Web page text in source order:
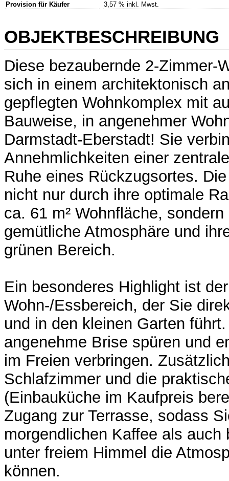
Provision für Käufer
3,57 % inkl. Mwst.
OBJEKTBESCHREIBUNG
Diese bezaubernde 2-Zimmer-
sich in einem architektonisch
gepflegten Wohnkomplex mit
Bauweise, in angenehmer
Darmstadt-Eberstadt! Sie
Annehmlichkeiten einer
Ruhe eines Rückzugsortes.
nicht nur durch ihre optimale
ca. 61 m² Wohnfläche,
gemütliche Atmosphäre und
grünen Bereich.
Ein besonderes Highlight ist
Wohn-/Essbereich, der Sie
und in den kleinen Garten
angenehme Brise spüren und
im Freien verbringen.
Schlafzimmer und die
(Einbauküche im Kaufpreis
Zugang zur Terrasse, sodass
morgendlichen Kaffee als auch
unter freiem Himmel die
können.